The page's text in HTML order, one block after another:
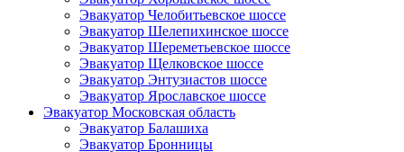
Эвакуатор Челобитьевское шоссе
Эвакуатор Шелепихинское шоссе
Эвакуатор Шереметьевское шоссе
Эвакуатор Щелковское шоссе
Эвакуатор Энтузиастов шоссе
Эвакуатор Ярославское шоссе
Эвакуатор Московская область
Эвакуатор Балашиха
Эвакуатор Бронницы